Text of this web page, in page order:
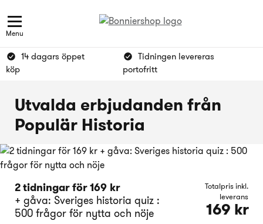
14 dagars öppet
köp
Tidningen levereras
portofritt
Menu
Utvalda erbjudanden från
Populär Historia
2 tidningar för 169 kr
+ gåva: Sveriges historia quiz :
500 frågor för nytta och nöje
Totalpris inkl.
leverans
169 kr